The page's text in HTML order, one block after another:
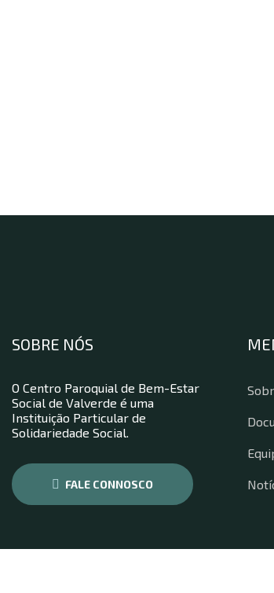
SOBRE NÓS
O Centro Paroquial de Bem-Estar
Social de Valverde é uma
Instituição Particular de
Solidariedade Social.
FALE CONNOSCO